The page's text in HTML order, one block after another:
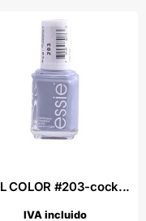
COLOR #203-cock...
IVA incluido